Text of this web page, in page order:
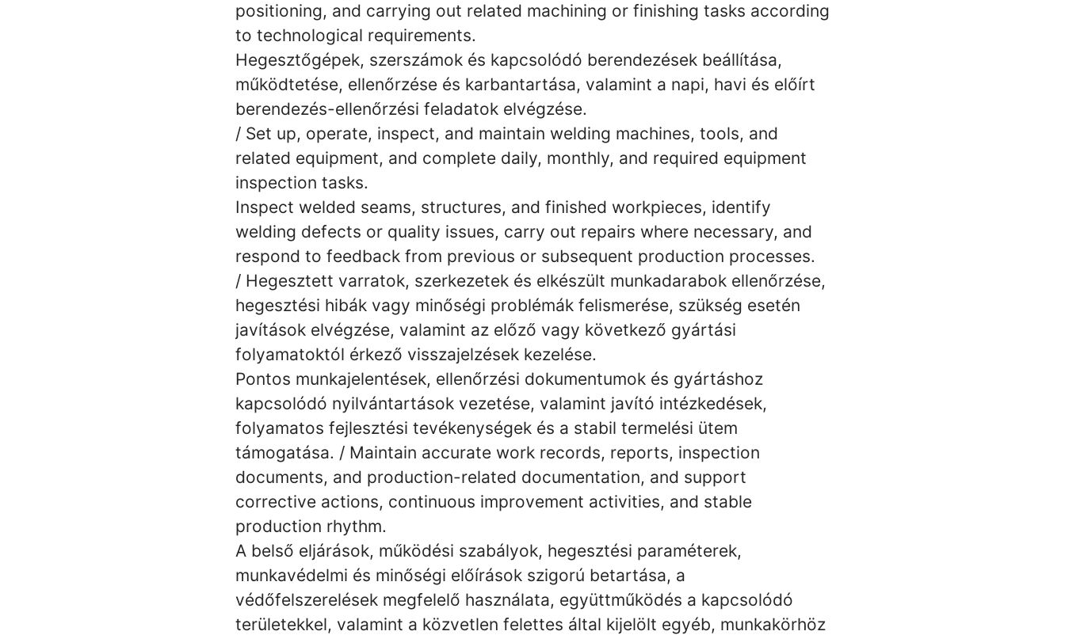
positioning, and carrying out related machining or finishing tasks according
to technological requirements.
Hegesztőgépek, szerszámok és kapcsolódó berendezések beállítása,
működtetése, ellenőrzése és karbantartása, valamint a napi, havi és előírt
berendezés-ellenőrzési feladatok elvégzése.
/ Set up, operate, inspect, and maintain welding machines, tools, and
related equipment, and complete daily, monthly, and required equipment
inspection tasks.
Inspect welded seams, structures, and finished workpieces, identify
welding defects or quality issues, carry out repairs where necessary, and
respond to feedback from previous or subsequent production processes.
/ Hegesztett varratok, szerkezetek és elkészült munkadarabok ellenőrzése,
hegesztési hibák vagy minőségi problémák felismerése, szükség esetén
javítások elvégzése, valamint az előző vagy következő gyártási
folyamatoktól érkező visszajelzések kezelése.
Pontos munkajelentések, ellenőrzési dokumentumok és gyártáshoz
kapcsolódó nyilvántartások vezetése, valamint javító intézkedések,
folyamatos fejlesztési tevékenységek és a stabil termelési ütem
támogatása. / Maintain accurate work records, reports, inspection
documents, and production-related documentation, and support
corrective actions, continuous improvement activities, and stable
production rhythm.
A belső eljárások, működési szabályok, hegesztési paraméterek,
munkavédelmi és minőségi előírások szigorú betartása, a
védőfelszerelések megfelelő használata, együttműködés a kapcsolódó
területekkel, valamint a közvetlen felettes által kijelölt egyéb, munkakörhöz